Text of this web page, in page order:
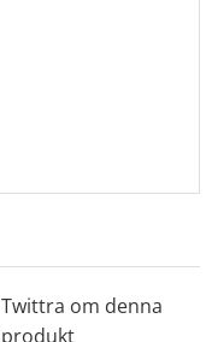
Twittra om denna
produkt